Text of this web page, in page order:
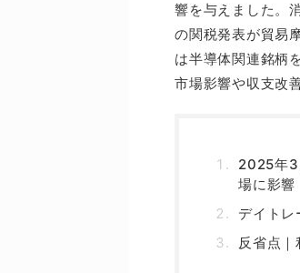
響を与えました。
の関税発表が貿易
は半導体関連銘柄
市場影響や収支改
2025年3
場に影響
デイトレ
反省点｜